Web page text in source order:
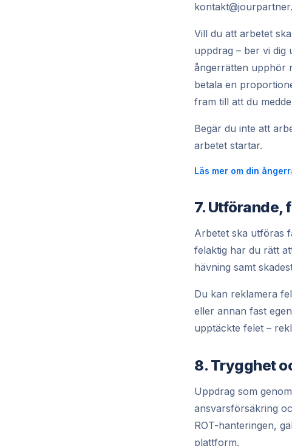
Vill du att arbetet
uppdrag – ber vi dig
ångerrätten upphör
betala en
fram till att du
Begär du inte att
arbetet startar.
Läs mer om din
7. Utförande,
Arbetet ska utföras
felaktig har du rätt
hävning samt
Du kan reklamera
eller annan fast
upptäckte felet –
8. Trygghet
Uppdrag som
ansvarsförsäkring
ROT-hanteringen,
plattform.